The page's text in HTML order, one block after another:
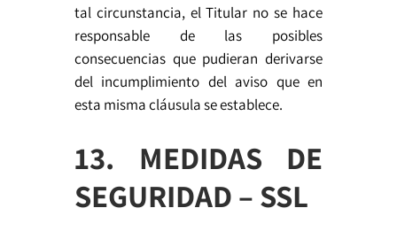
tal circunstancia, el Titular no se hace
responsable de las posibles
consecuencias que pudieran derivarse
del incumplimiento del aviso que en
esta misma cláusula se establece.
13. MEDIDAS DE
SEGURIDAD – SSL